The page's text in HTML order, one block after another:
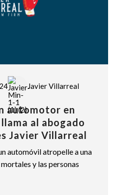
Javier Villarreal
automotor en
al abogado
Javier Villarreal
automóvil atropelle a una
y las personas